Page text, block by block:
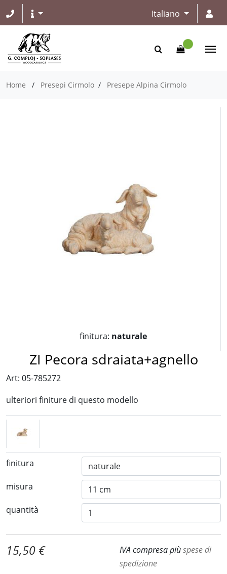
Italiano
Home / Presepi Cirmolo / Presepe Alpina Cirmolo
finitura: naturale
ZI Pecora sdraiata+agnello
Art: 05-785272
ulteriori finiture di questo modello
finitura
misura
quantità
15,50 € IVA compresa piùspese di
spedizione